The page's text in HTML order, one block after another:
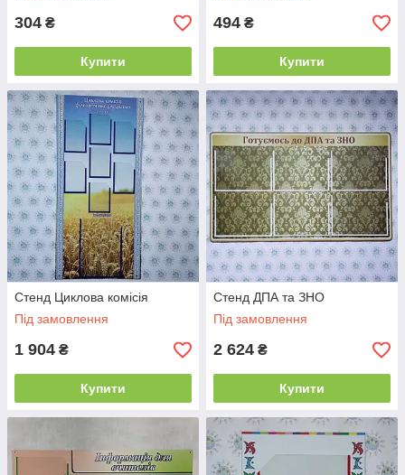
304 ₴
Купити
494 ₴
Купити
Стенд Циклова комісія
Під замовлення
1 904 ₴
Купити
Стенд ДПА та ЗНО
Під замовлення
2 624 ₴
Купити